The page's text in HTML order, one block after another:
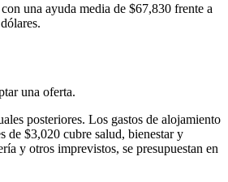
una ayuda media de $67,830 frente a
una oferta.
posteriores. Los gastos de alojamiento
de $3,020 cubre salud, bienestar y
y otros imprevistos, se presupuestan en